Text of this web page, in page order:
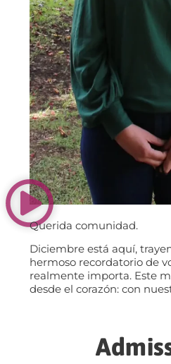
Querida comunidad.
Diciembre está aquí,
hermoso recordatorio de
realmente importa. Este
desde el corazón: con